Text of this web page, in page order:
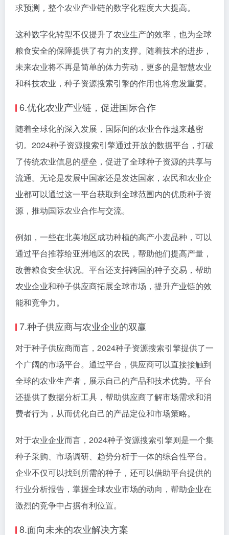
求预测，整个农业产业链的数字化程度大大提高。
这种数字化转型不仅提升了农业生产的效率，也为全球
粮食安全的保障提供了有力的支撑。随着技术的进步，
未来农业将不再是简单的体力劳动，更多的是智慧农业
和科技农业，种子资源搜索引擎的作用也将愈发重要。
6.优化农业产业链，促进国际合作
随着全球化的深入发展，国际间的农业合作越来越密
切。2024种子资源搜索引擎通过开放的数据平台，打破
了传统农业信息的壁垒，促进了全球种子资源的共享与
流通。无论是发展中国家还是发达国家，农民和农业企
业都可以通过这一平台获取到全球范围内的优质种子资
源，推动国际农业合作与交流。
例如，一些在北美地区成功种植的高产小麦品种，可以
通过平台推荐给亚洲地区的农民，帮助他们提高产量，
改善粮食安全状况。平台还支持跨国的种子交易，帮助
农业企业和种子供应商拓展全球市场，提升产业链的效
能和竞争力。
7.种子供应商与农业企业的双赢
对于种子供应商而言，2024种子资源搜索引擎提供了一
个广阔的市场平台。通过平台，供应商可以直接接触到
全球的农业生产者，展示自己的产品和技术优势。平台
还提供了数据分析工具，帮助供应商了解市场需求和消
费者行为，从而优化自己的产品定位和市场策略。
对于农业企业而言，2024种子资源搜索引擎则是一个集
种子采购、市场调研、趋势分析于一体的综合性平台。
企业不仅可以找到所需的种子，还可以借助平台提供的
行业分析报告，掌握全球农业市场的动向，帮助企业在
激烈的竞争中占据有利位置。
8.面向未来的农业解决方案